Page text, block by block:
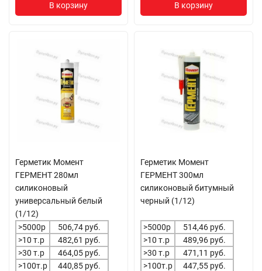
В корзину В корзину
Герметик Момент
ГЕРМЕНТ 280мл
силиконовый
универсальный белый
(1/12)
>5000р
506,74 руб.
>10 т.р
482,61 руб.
>30 т.р
464,05 руб.
>100т.р
440,85 руб.
Герметик Момент
ГЕРМЕНТ 300мл
силиконовый битумный
черный (1/12)
>5000р
514,46 руб.
>10 т.р
489,96 руб.
>30 т.р
471,11 руб.
>100т.р
447,55 руб.